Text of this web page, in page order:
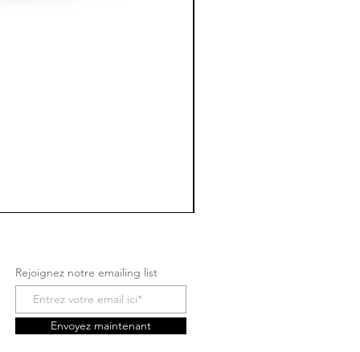
Rejoignez notre emailing list
Envoyez maintenant